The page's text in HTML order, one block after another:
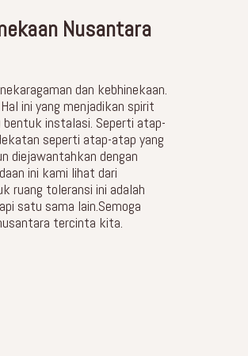
Nusantara
dan kebhinekaan.
ini yang menjadikan spirit
instalasi. Seperti atap-
seperti atap-atap yang
diejawantahkan dengan
ini kami lihat dari
ruang toleransi ini adalah
satu sama lain.Semoga
tercinta kita.